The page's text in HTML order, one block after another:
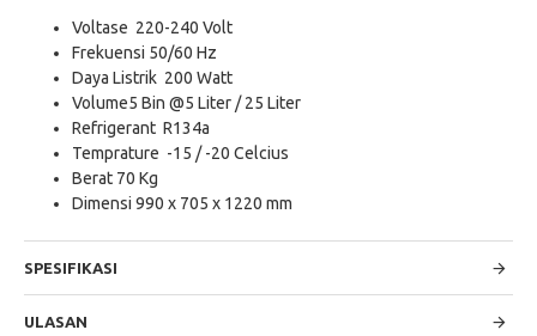
Voltase 220-240 Volt
Frekuensi 50/60 Hz
Daya Listrik 200 Watt
Volume5 Bin @5 Liter / 25 Liter
Refrigerant R134a
Temprature -15 / -20 Celcius
Berat 70 Kg
Dimensi 990 x 705 x 1220 mm
SPESIFIKASI
ULASAN